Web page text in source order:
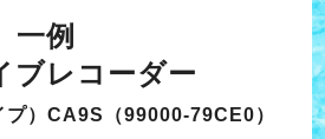
一例
ブレコーダー
プ）CA9S（99000-79CE0）